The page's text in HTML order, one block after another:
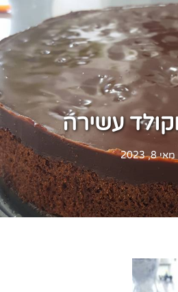
עשירה
Posted
מאי 8, 2023